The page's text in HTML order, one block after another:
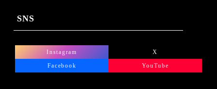
SNS
Instagram
X
Facebook
YouTube